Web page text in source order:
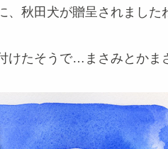
秋田犬が贈呈されました
けたそうで…まさみとかま